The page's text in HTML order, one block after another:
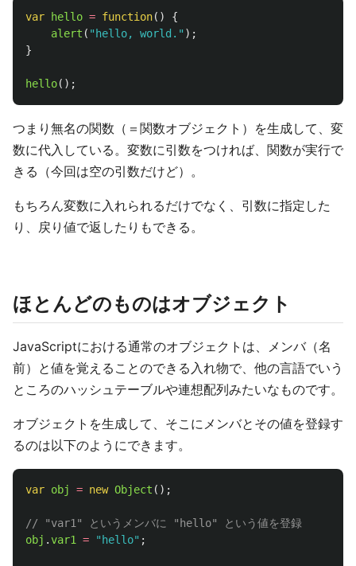
var hello = function()
{
alert ( " hello, world. " );
}
hello();
つまり無名の関数（＝関数オブジェクト）を生成して、変
数に代入している。変数に引数をつければ、関数が実行で
きる（今回は空の引数だけど）。
もちろん変数に入れられるだけでなく、引数に指定した
り、戻り値で返したりもできる。
ほとんどのものはオブジェクト
JavaScriptにおける通常のオブジェクトは、メンバ（名
前）と値を覚えることのできる入れ物で、他の言語でいう
ところのハッシュテーブルや連想配列みたいなものです。
オブジェクトを生成して、そこにメンバとその値を登録す
るのは以下のようにできます。
var obj = new Object ();
// "var1" というメンバに "hello" という値を登録
obj .var1 = " hello" ;